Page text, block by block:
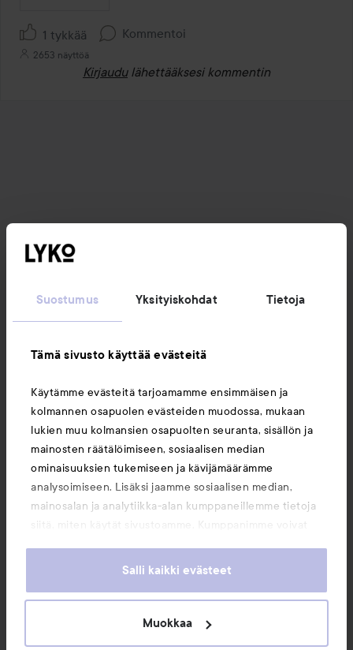
Suostumus Yksityiskohdat Tietoja
Tämä sivusto käyttää evästeitä
Käytämme evästeitä tarjoamamme ensimmäisen ja
kolmannen osapuolen evästeiden muodossa, mukaan
lukien muu kolmansien osapuolten seuranta, sisällön ja
mainosten räätälöimiseen, sosiaalisen median
ominaisuuksien tukemiseen ja kävijämäärämme
analysoimiseen. Lisäksi jaamme sosiaalisen median,
mainosalan ja analytiikka-alan kumppaneillemme tietoja
heille tai joita on kerätty, kun olet käyttänyt heidän
evästeiden käytön.
Salli kaikki evästeet
Muokkaa
1 tykkää Kommentoi
2653 näyttöä
Kirjaudu lähettääksesi kommentin